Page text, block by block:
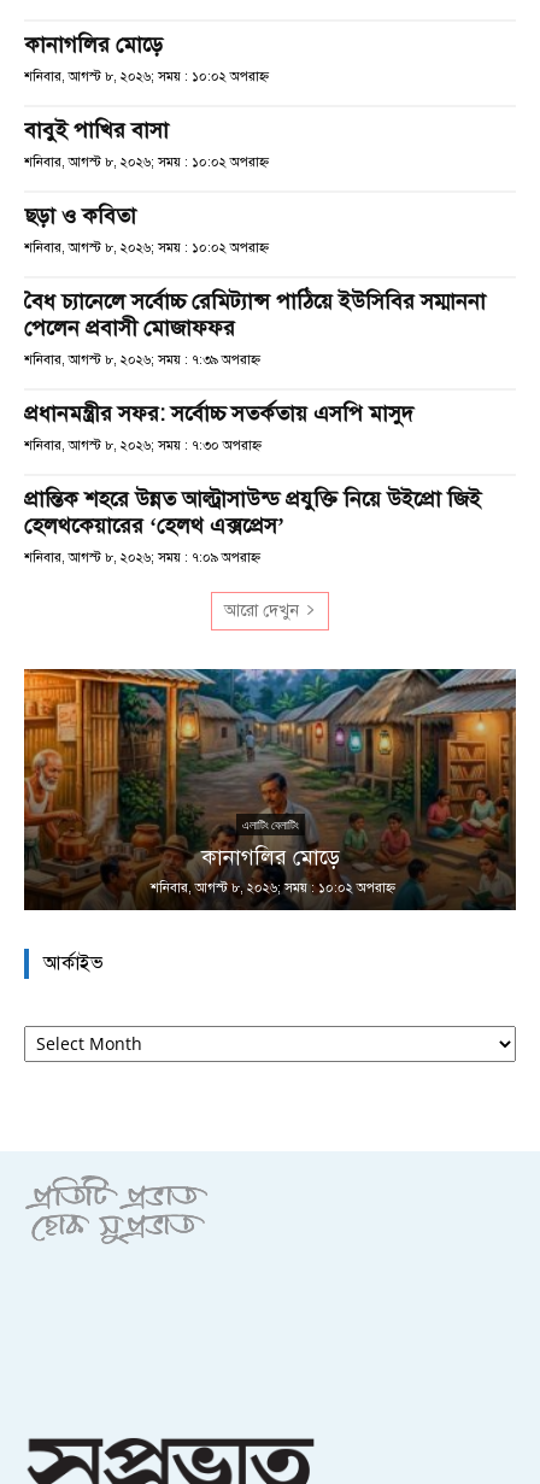
কানাগলির মোড়ে
শনিবার, আগস্ট ৮, ২০২৬; সময় : ১০:০২ অপরাহ্ণ
বাবুই পাখির বাসা
শনিবার, আগস্ট ৮, ২০২৬; সময় : ১০:০২ অপরাহ্ণ
ছড়া ও কবিতা
শনিবার, আগস্ট ৮, ২০২৬; সময় : ১০:০২ অপরাহ্ণ
বৈধ চ্যানেলে সর্বোচ্চ রেমিট্যান্স পাঠিয়ে ইউসিবির সম্মাননা
পেলেন প্রবাসী মোজাফফর
শনিবার, আগস্ট ৮, ২০২৬; সময় : ৭:৩৯ অপরাহ্ণ
প্রধানমন্ত্রীর সফর: সর্বোচ্চ সতর্কতায় এসপি মাসুদ
শনিবার, আগস্ট ৮, ২০২৬; সময় : ৭:৩০ অপরাহ্ণ
প্রান্তিক শহরে উন্নত আল্ট্রাসাউন্ড প্রযুক্তি নিয়ে উইপ্রো জিই
হেলথকেয়ারের ‘হেলথ এক্সপ্রেস’
শনিবার, আগস্ট ৮, ২০২৬; সময় : ৭:০৯ অপরাহ্ণ
আরো দেখুন
এলাটিং বেলাটিং
কানাগলির মোড়ে
শনিবার, আগস্ট ৮, ২০২৬; সময় : ১০:০২ অপরাহ্ণ
আর্কাইভ
আর্কাইভ